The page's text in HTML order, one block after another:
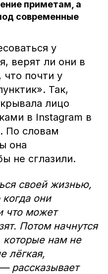
приметам, а
современные
у
верят ли они в
что почти у
Так,
лицо
в Instagram в
По словам
она
не сглазили.
своей жизнью,
они
что может
Потом начнутся
нам не
лёгкая,
рассказывает